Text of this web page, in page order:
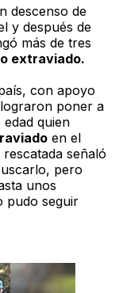
descenso de
y después de
más de tres
extraviado.
con apoyo
poner a
quien
en el
señaló
pero
unos
pudo seguir